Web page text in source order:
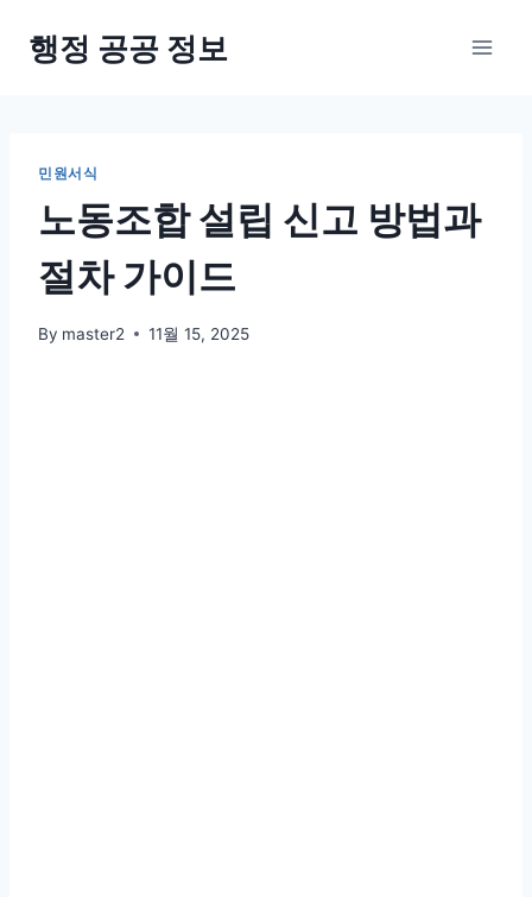
행정 공공 정보
민원서식
노동조합 설립 신고 방법과
절차 가이드
By master2 11월 15, 2025